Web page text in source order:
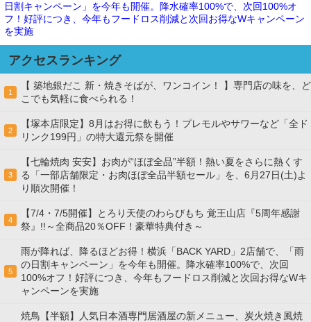
日割キャンペーン」を今年も開催。降水確率100%で、次回100%オ
フ！好評につき、今年もフードロス削減と次回お得なWキャンペーン
を実施
アクセスランキング
1
【 築地銀だこ 新・焼きそばが、ワンコイン！ 】専門店の味を、ど
こでも気軽に食べられる！
2
【塚本店限定】8月はお得に飲もう！プレモルやサワーなど「全ド
リンク199円」の特大還元祭を開催
3
【七輪焼肉 安安】お肉が“ほぼ全品”半額！熱い夏をさらに熱くす
る「一部店舗限定・お肉ほぼ全品半額セール」を、6月27日(土)よ
り順次開催！
4
【7/4・7/5開催】とろり天使のわらびもち 覚王山店『5周年感謝
祭』!!～全商品20％OFF！豪華特典付き～
5
雨が降れば、降るほどお得！横浜「BACK YARD」2店舗で、「雨
の日割キャンペーン」を今年も開催。降水確率100%で、次回
100%オフ！好評につき、今年もフードロス削減と次回お得なWキ
ャンペーンを実施
焼鳥【半額】人気日本酒専門居酒屋の新メニュー、炭火焼き風焼